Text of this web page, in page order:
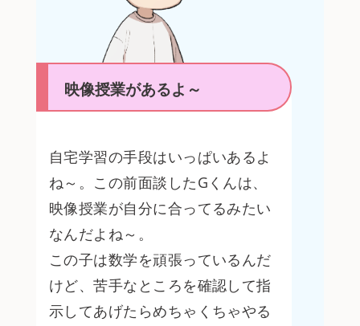
映像授業があるよ～
自宅学習の手段はいっぱいあるよ
ね～。この前面談したGくんは、
映像授業が自分に合ってるみたい
なんだよね～。
この子は数学を頑張っているんだ
けど、苦手なところを確認して指
示してあげたらめちゃくちゃやる